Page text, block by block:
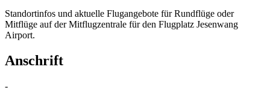
Standortinfos und aktuelle Flugangebote für Rundflüge oder
Mitflüge auf der Mitflugzentrale für den Flugplatz Jesenwang
Airport.
Anschrift
-